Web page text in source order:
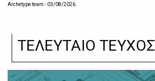
Archetype team - 03/08/2026
ΤΕΛΕΥΤΑΙΟ ΤΕΥΧΟΣ